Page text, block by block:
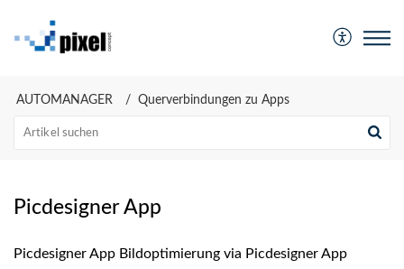
AUTOMANAGER Querverbindungen zu Apps
Picdesigner App
Picdesigner App Bildoptimierung via Picdesigner App